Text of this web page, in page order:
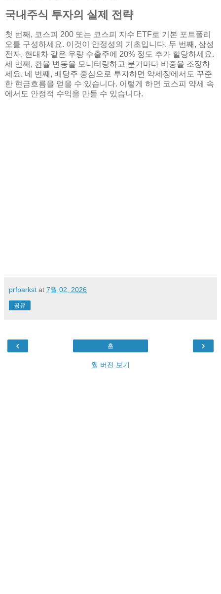
국내주식 투자의 실제 전략
첫 번째, 코스피 200 또는 코스피 지수 ETF로 기본 포트폴리
오를 구성하세요. 이것이 안정성의 기초입니다. 두 번째, 삼성
전자, 현대차 같은 우량 수출주에 20% 정도 추가 할당하세요.
세 번째, 환율 변동을 모니터링하고 분기마다 비중을 조정하
세요. 네 번째, 배당주 중심으로 투자하면 약세장에서도 꾸준
한 현금흐름을 얻을 수 있습니다. 이렇게 하면 코스피 약세 속
에서도 안정적 수익을 만들 수 있습니다.
prfparkst at 7월 02, 2026
공유
‹ ›
홈
웹 버전 보기